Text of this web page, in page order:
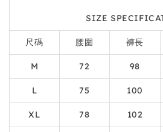
SIZE
尺碼 腰圍 褲長
M 72 98
L 75 100
XL 78 102